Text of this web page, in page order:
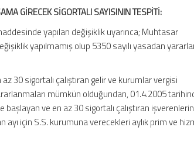
GİRECEK SİGORTALI SAYISININ TESPİTİ:
yapılan değişiklik uyarınca; Muhtasar
yapılmamış olup 5350 sayılı yasadan
30 sigortalı çalıştıran gelir ve kurumlar vergisi
mümkün olduğundan, 01.4.2005
ve en az 30 sigortalı çalıştıran
için S.S. kurumuna verecekleri aylık prim ve